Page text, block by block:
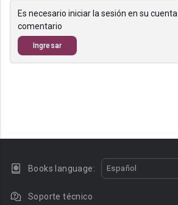
Es necesario iniciar la sesión en su
comentario
Ingresar
Books language: Español
Soporte técnico